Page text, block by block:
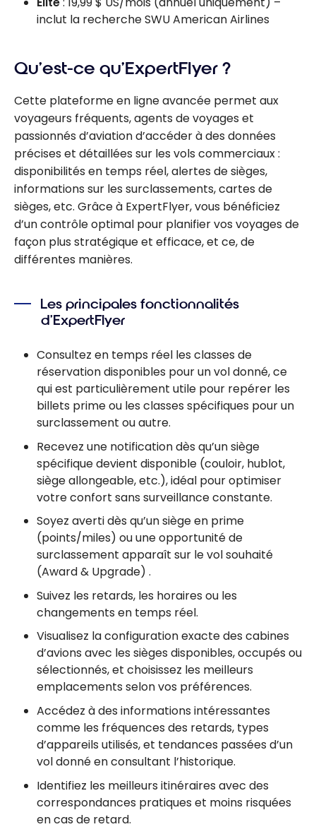
inclut la recherche SWU American Airlines
Qu’est-ce qu’ExpertFlyer ?
Cette plateforme en ligne avancée permet aux
voyageurs fréquents, agents de voyages et
passionnés d’aviation d’accéder à des données
précises et détaillées sur les vols commerciaux :
disponibilités en temps réel, alertes de sièges,
informations sur les surclassements, cartes de
sièges, etc. Grâce à ExpertFlyer, vous bénéficiez
d’un contrôle optimal pour planifier vos voyages de
façon plus stratégique et efficace, et ce, de
différentes manières.
Les principales fonctionnalités
d’ExpertFlyer
Consultez en temps réel les classes de
réservation disponibles pour un vol donné, ce
qui est particulièrement utile pour repérer les
billets prime ou les classes spécifiques pour un
surclassement ou autre.
Recevez une notification dès qu’un siège
spécifique devient disponible (couloir, hublot,
siège allongeable, etc.), idéal pour optimiser
votre confort sans surveillance constante.
Soyez averti dès qu’un siège en prime
(points/miles) ou une opportunité de
surclassement apparaît sur le vol souhaité
(Award & Upgrade) .
Suivez les retards, les horaires ou les
changements en temps réel.
Visualisez la configuration exacte des cabines
d’avions avec les sièges disponibles, occupés ou
sélectionnés, et choisissez les meilleurs
emplacements selon vos préférences.
Accédez à des informations intéressantes
comme les fréquences des retards, types
d’appareils utilisés, et tendances passées d’un
vol donné en consultant l’historique.
Identifiez les meilleurs itinéraires avec des
correspondances pratiques et moins risquées
en cas de retard.